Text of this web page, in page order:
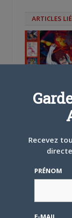
ARTICLES
– Spécial
Une
Digimon en
Recevez
PRÉNOM